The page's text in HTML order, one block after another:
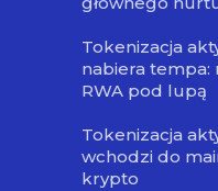
Tokenizacja
nabiera tempa:
RWA pod lupą
Tokenizacja
wchodzi do
krypto